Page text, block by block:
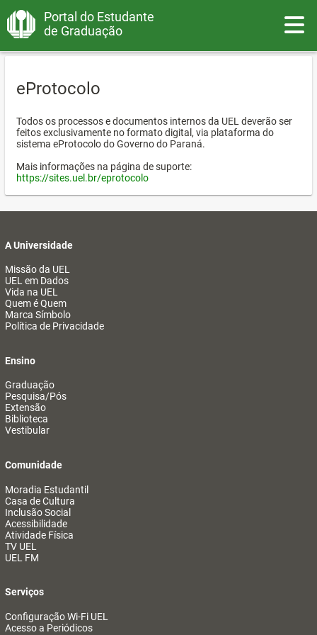
Portal do Estudante
de Graduação
eProtocolo
Todos os processos e documentos internos da UEL deverão ser
feitos exclusivamente no formato digital, via plataforma do
sistema eProtocolo do Governo do Paraná.
Mais informações na página de suporte:
https://sites.uel.br/eprotocolo
A Universidade
Missão da UEL
UEL em Dados
Vida na UEL
Quem é Quem
Marca Símbolo
Política de Privacidade
Ensino
Graduação
Pesquisa/Pós
Extensão
Biblioteca
Vestibular
Comunidade
Moradia Estudantil
Casa de Cultura
Inclusão Social
Acessibilidade
Atividade Física
TV UEL
UEL FM
Serviços
Configuração Wi-Fi UEL
Acesso a Periódicos